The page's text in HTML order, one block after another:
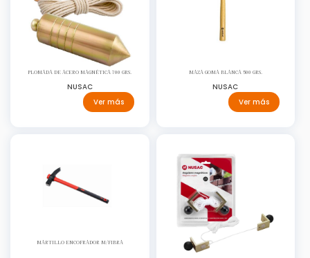
PLOMADA DE ACERO MAGNÉTICA 700 GRS.
NUSAC
Ver más
MAZA GOMA BLANCA 500 GRS.
NUSAC
Ver más
MARTILLO ENCOFRADOR M/FIBRA